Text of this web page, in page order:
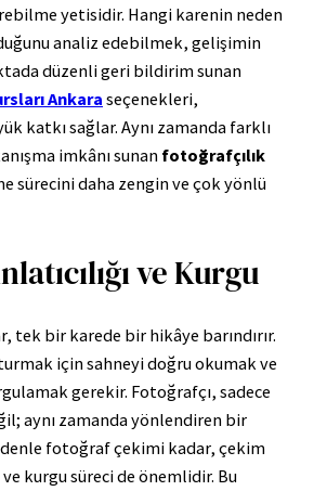
yetisidir. Hangi karenin neden
analiz edebilmek, gelişimin
düzenli geri bildirim sunan
Ankara seçenekleri,
katkı sağlar. Aynı zamanda farklı
imkânı sunan fotoğrafçılık
sürecini daha zengin ve çok yönlü
ve Kurgu
tek bir karede bir hikâye barındırır.
için sahneyi doğru okumak ve
gerekir. Fotoğrafçı, sadece
aynı zamanda yönlendiren bir
fotoğraf çekimi kadar, çekim
kurgu süreci de önemlidir. Bu